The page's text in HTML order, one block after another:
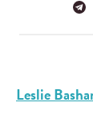
Leslie